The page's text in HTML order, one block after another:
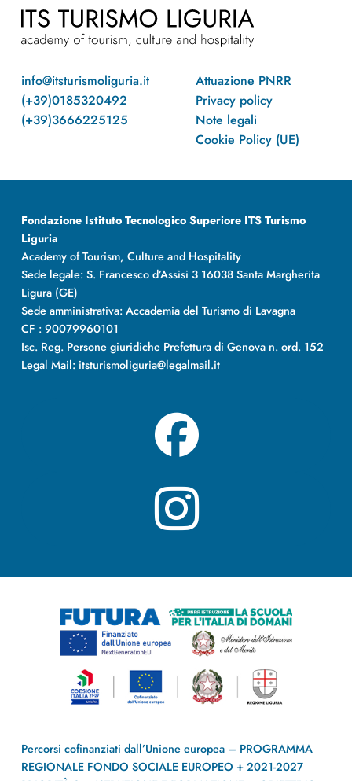
info@itsturismoliguria.it
(+39)0185320492
(+39)3666225125
Attuazione PNRR
Privacy policy
Note legali
Cookie Policy (UE)
Fondazione Istituto Tecnologico Superiore ITS Turismo
Liguria
Academy of Tourism, Culture and Hospitality
Sede legale: S. Francesco d’Assisi 3 16038 Santa Margherita
Ligura (GE)
Sede amministrativa: Accademia del Turismo di Lavagna
CF : 90079960101
Isc. Reg. Persone giuridiche Prefettura di Genova n. ord. 152
Legal Mail: itsturismoliguria@legalmail.it
Percorsi cofinanziati dall’Unione europea – PROGRAMMA
REGIONALE FONDO SOCIALE EUROPEO + 2021-2027